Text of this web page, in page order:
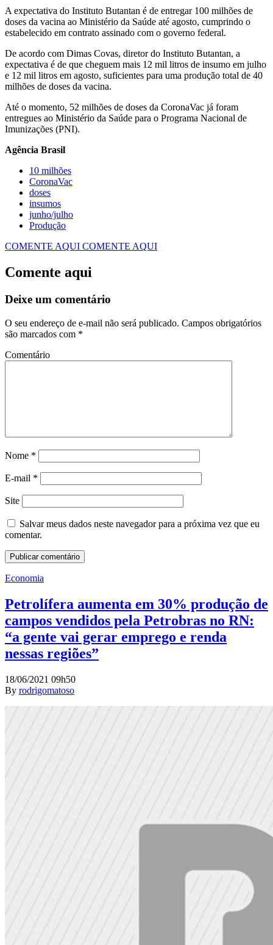
A expectativa do Instituto Butantan é de entregar 100 milhões de
doses da vacina ao Ministério da Saúde até agosto, cumprindo o
estabelecido em contrato assinado com o governo federal.
De acordo com Dimas Covas, diretor do Instituto Butantan, a
expectativa é de que cheguem mais 12 mil litros de insumo em julho
e 12 mil litros em agosto, suficientes para uma produção total de 40
milhões de doses da vacina.
Até o momento, 52 milhões de doses da CoronaVac já foram
entregues ao Ministério da Saúde para o Programa Nacional de
Imunizações (PNI).
Agência Brasil
10 milhões
CoronaVac
doses
insumos
junho/julho
Produção
COMENTE AQUI COMENTE AQUI
Comente aqui
Deixe um comentário
O seu endereço de e-mail não será publicado. Campos obrigatórios
são marcados com *
Comentário
Nome *
E-mail *
Site
Salvar meus dados neste navegador para a próxima vez que eu
comentar.
Economia
Petrolífera aumenta em 30% produção de
campos vendidos pela Petrobras no RN:
“a gente vai gerar emprego e renda
nessas regiões”
18/06/2021 09h50
By rodrigomatoso